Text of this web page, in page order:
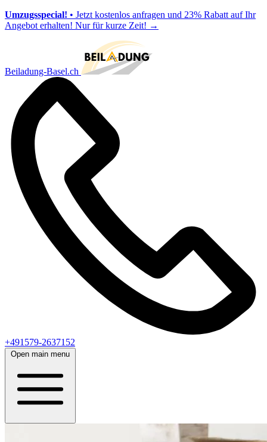
Umzugsspecial! • Jetzt kostenlos anfragen und 23% Rabatt auf Ihr
Angebot erhalten! Nur für kurze Zeit! →
Beiladung-Basel.ch
+491579-2637152
Open main menu